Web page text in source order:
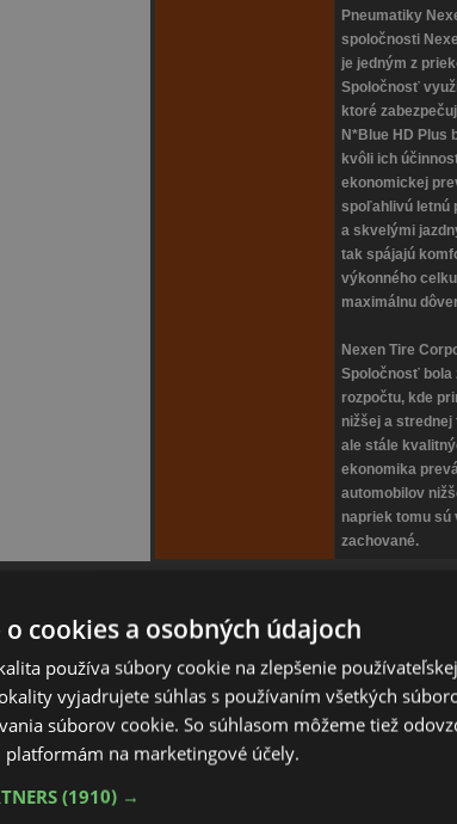
Pneumatiky
spoločnosti
je jedným z
Spoločnosť
ktoré
N*Blue HD Plus
kvôli ich
ekonomickej
spoľahlivú letnú
a skvelými
tak spájajú
výkonného
maximálnu
Nexen Tire
Spoločnosť bola
rozpočtu, kde
nižšej a
ale stále
ekonomika
automobilov
napriek tomu
zachované.
bude v termíne 4. 8. – 7. 8. 2026 zákaznícka
režime do 15:00 hod.
prestížny certifikát "Overené zákazníkmi"
na základe spokojných reakcií našich
cookies a osobných údajoch
používa súbory cookie na zlepšenie
vyjadrujete súhlas s používaním všetkých
súborov cookie. So súhlasom môžeme tiež
na marketingové účely.
(1910) →